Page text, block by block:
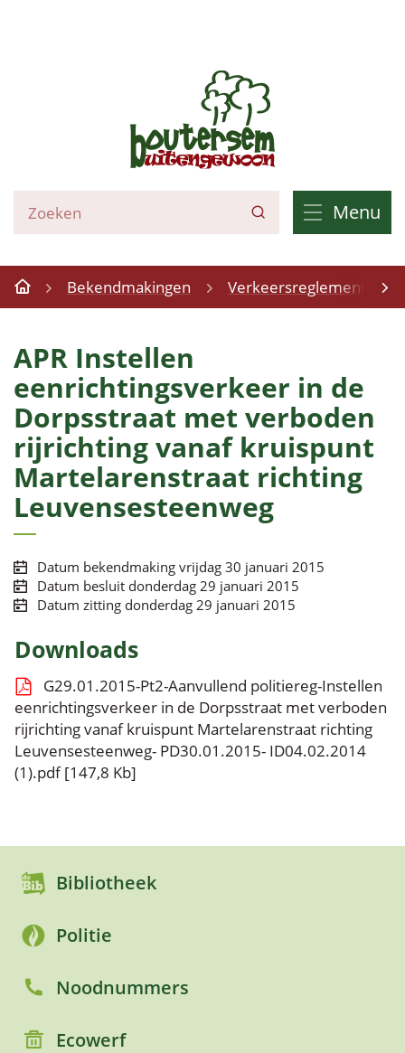
inhoud
zoek
Zoeken Menu
links
Startpagina
Bekendmakingen Verkeersreglementen
APR Instellen
eenrichtingsverkeer in de
Dorpsstraat met verboden
rijrichting vanaf kruispunt
Martelarenstraat richting
Leuvensesteenweg
Datum bekendmaking vrijdag 30 januari 2015
Datum besluit donderdag 29 januari 2015
Datum zitting donderdag 29 januari 2015
Downloads
G29.01.2015-Pt2-Aanvullend politiereg-Instellen
eenrichtingsverkeer in de Dorpsstraat met verboden
rijrichting vanaf kruispunt Martelarenstraat richting
Leuvensesteenweg- PD30.01.2015- ID04.02.2014
(1).pdf 147,8 Kb
Bibliotheek
Politie
Noodnummers
Ecowerf